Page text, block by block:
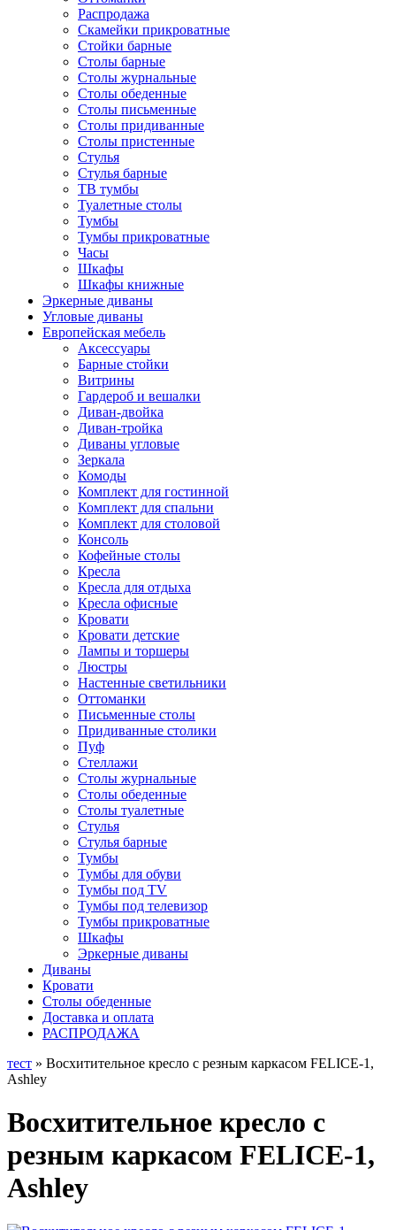
Распродажа
Скамейки прикроватные
Стойки барные
Столы барные
Столы журнальные
Столы обеденные
Столы письменные
Столы придиванные
Столы пристенные
Стулья
Стулья барные
ТВ тумбы
Туалетные столы
Тумбы
Тумбы прикроватные
Часы
Шкафы
Шкафы книжные
Эркерные диваны
Угловые диваны
Европейская мебель
Аксессуары
Барные стойки
Витрины
Гардероб и вешалки
Диван-двойка
Диван-тройка
Диваны угловые
Зеркала
Комоды
Комплект для гостинной
Комплект для спальни
Комплект для столовой
Консоль
Кофейные столы
Кресла
Кресла для отдыха
Кресла офисные
Кровати
Кровати детские
Лампы и торшеры
Люстры
Настенные светильники
Оттоманки
Письменные столы
Придиванные столики
Пуф
Стеллажи
Столы журнальные
Столы обеденные
Столы туалетные
Стулья
Стулья барные
Тумбы
Тумбы для обуви
Тумбы под TV
Тумбы под телевизор
Тумбы прикроватные
Шкафы
Эркерные диваны
Диваны
Кровати
Столы обеденные
Доставка и оплата
РАСПРОДАЖА
тест » Восхитительное кресло с резным каркасом FELICE-1,
Ashley
Восхитительное кресло с
резным каркасом FELICE-1,
Ashley